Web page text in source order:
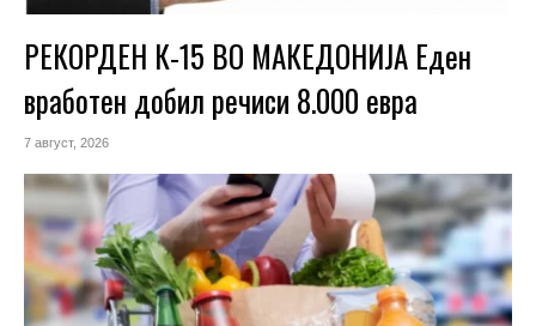
РЕКОРДЕН К-15 ВО МАКЕДОНИЈА Еден
вработен добил речиси 8.000 евра
7 август, 2026